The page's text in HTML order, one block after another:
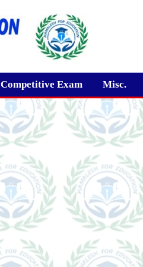
Competitive Exam Misc.